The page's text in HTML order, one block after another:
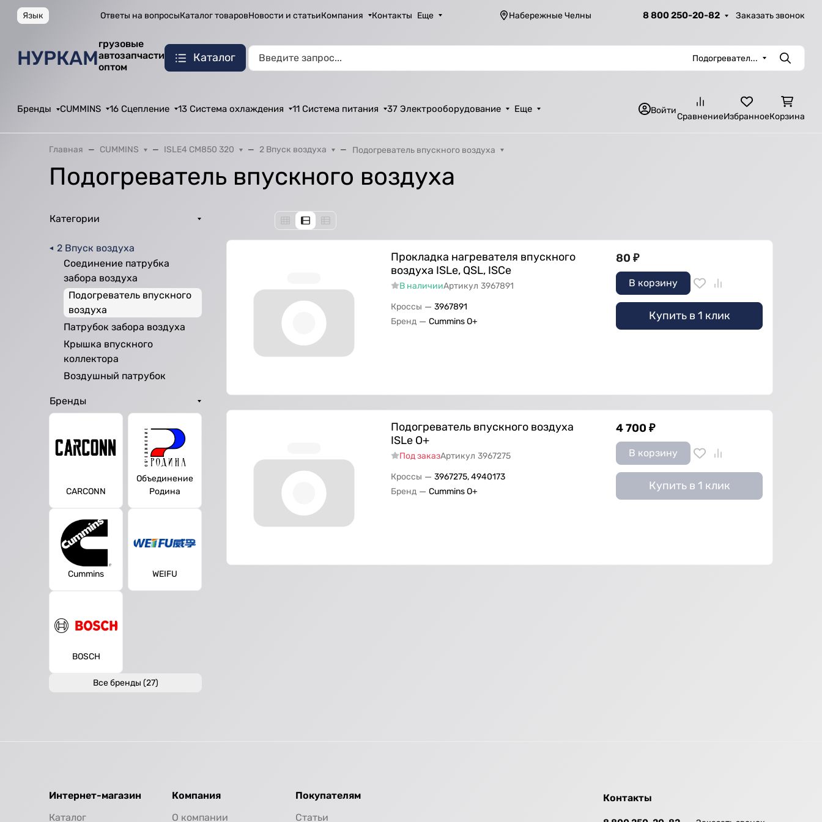
Язык Ответы на вопросыКаталог товаровНовости и статьиКомпания Контакты Еще Набережные Челны 8 800 250-20-82 Заказать звонок
НУРКАМ
грузовые
автозапчасти
оптом
Каталог Подогревател... Поиск
Бренды CUMMINS 16 Сцепление 13 Система охлаждения 11 Система питания 37 Электрооборудование Еще Войти
СравнениеИзбранноеКорзина
Главная CUMMINS ISLE4 CM850 320 2 Впуск воздуха Подогреватель впускного воздуха
Подогреватель впускного воздуха
Категории
2 Впуск воздуха
Соединение патрубка
забора воздуха
Подогреватель впускного
воздуха
Патрубок забора воздуха
Крышка впускного
коллектора
Воздушный патрубок
Бренды
CARCONN
Объединение
Родина
Cummins WEIFU
BOSCH
Все бренды (27)
Прокладка нагревателя впускного
воздуха ISLe, QSL, ISCe
В наличииАртикул 3967891
Кроссы — 3967891
Бренд — Cummins O+
80 ₽
В корзину
Купить в 1 клик
Подогреватель впускного воздуха
ISLe О+
Под заказАртикул 3967275
Кроссы — 3967275, 4940173
Бренд — Cummins O+
4 700 ₽
В корзину
Купить в 1 клик
Интернет-магазин
Каталог
Компания
О компании
Покупателям
Статьи
Контакты